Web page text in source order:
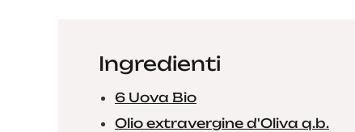
Ingredienti
6 Uova Bio
Olio extravergine d'Oliva q.b.